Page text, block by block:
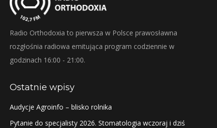
Radio Orthodoxia to pierwsza w Polsce prawosławna
rozgłośnia radiowa emitująca program codziennie w
godzinach 16:00 - 21:00.
Ostatnie wpisy
Audycje Agroinfo – blisko rolnika
Pytanie do specjalisty 2026. Stomatologia wczoraj i dziś